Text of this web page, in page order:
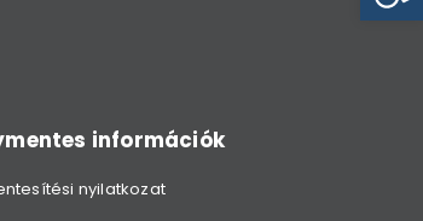
információk
nyilatkozat